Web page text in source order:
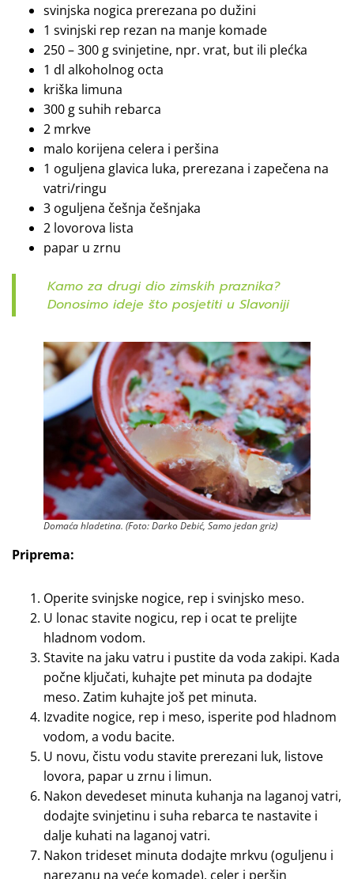
svinjska nogica prerezana po dužini
1 svinjski rep rezan na manje komade
250 – 300 g svinjetine, npr. vrat, but ili plećka
1 dl alkoholnog octa
kriška limuna
300 g suhih rebarca
2 mrkve
malo korijena celera i peršina
1 oguljena glavica luka, prerezana i zapečena na
vatri/ringu
3 oguljena češnja češnjaka
2 lovorova lista
papar u zrnu
Kamo za drugi dio zimskih praznika?
Donosimo ideje što posjetiti u Slavoniji
Domaća hladetina. (Foto: Darko Debić, Samo jedan griz)
Priprema:
Operite svinjske nogice, rep i svinjsko meso.
U lonac stavite nogicu, rep i ocat te prelijte
hladnom vodom.
Stavite na jaku vatru i pustite da voda zakipi. Kada
počne ključati, kuhajte pet minuta pa dodajte
meso. Zatim kuhajte još pet minuta.
Izvadite nogice, rep i meso, isperite pod hladnom
vodom, a vodu bacite.
U novu, čistu vodu stavite prerezani luk, listove
lovora, papar u zrnu i limun.
Nakon devedeset minuta kuhanja na laganoj vatri,
dodajte svinjetinu i suha rebarca te nastavite i
dalje kuhati na laganoj vatri.
Nakon trideset minuta dodajte mrkvu (oguljenu i
narezanu na veće komade), celer i peršin